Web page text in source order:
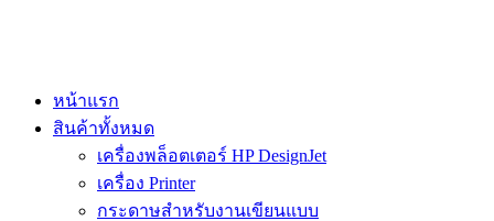
หน้าแรก
สินค้าทั้งหมด
เครื่องพล็อตเตอร์ HP DesignJet
เครื่อง Printer
กระดาษสำหรับงานเขียนแบบ